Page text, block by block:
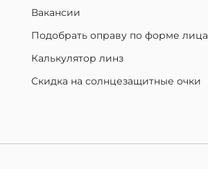
Вакансии
Подобрать оправу по форме лица
Калькулятор линз
Скидка на солнцезащитные очки